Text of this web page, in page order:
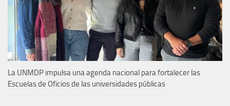
La UNMDP impulsa una agenda nacional para fortalecer las
Escuelas de Oficios de las universidades públicas